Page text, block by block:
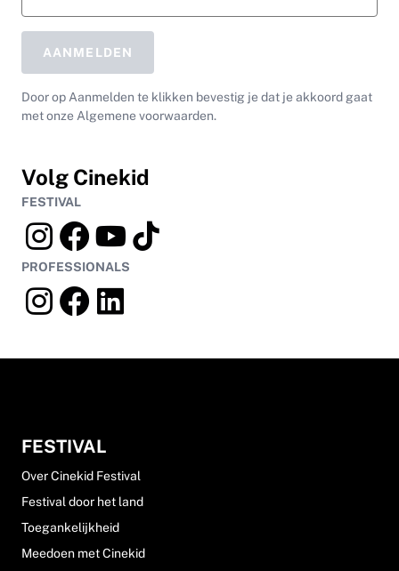
AANMELDEN
Door op Aanmelden te klikken bevestig je dat je akkoord gaat
met onze Algemene voorwaarden.
Volg Cinekid
FESTIVAL
PROFESSIONALS
FESTIVAL
Over Cinekid Festival
Festival door het land
Toegankelijkheid
Meedoen met Cinekid